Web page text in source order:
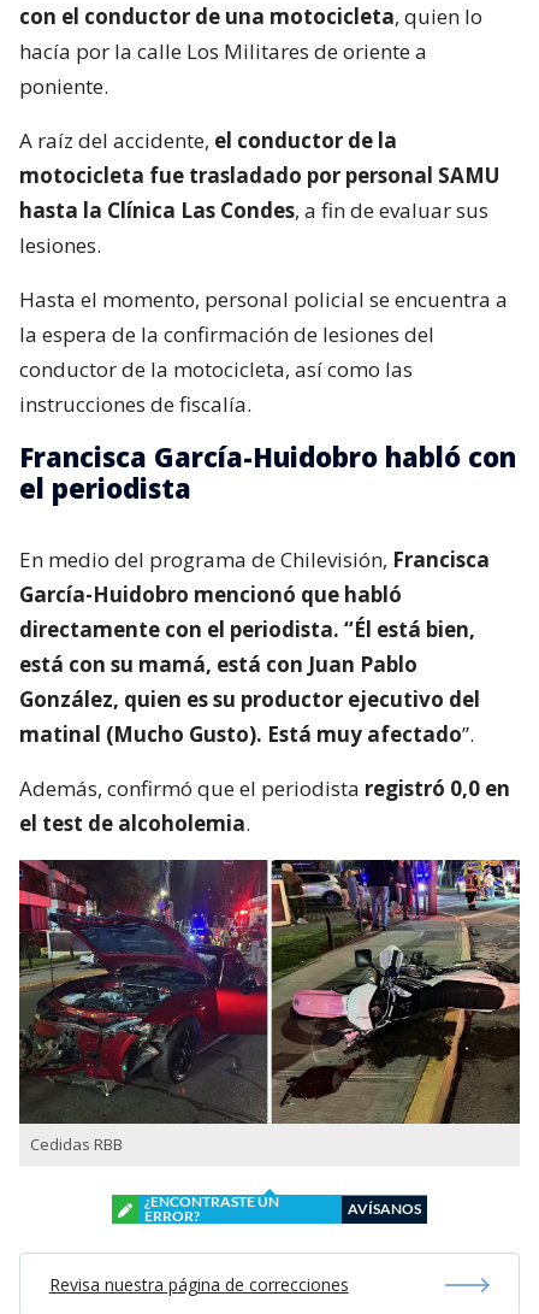
con el conductor de una motocicleta, quien lo
hacía por la calle Los Militares de oriente a
poniente.
A raíz del accidente, el conductor de la
motocicleta fue trasladado por personal SAMU
hasta la Clínica Las Condes, a fin de evaluar sus
lesiones.
Hasta el momento, personal policial se encuentra a
la espera de la confirmación de lesiones del
conductor de la motocicleta, así como las
instrucciones de fiscalía.
Francisca García-Huidobro habló con
el periodista
En medio del programa de Chilevisión, Francisca
García-Huidobro mencionó que habló
directamente con el periodista. “Él está bien,
está con su mamá, está con Juan Pablo
González, quien es su productor ejecutivo del
matinal (Mucho Gusto). Está muy afectado”.
Además, confirmó que el periodista registró 0,0 en
el test de alcoholemia.
Cedidas RBB
¿ENCONTRASTE UN
ERROR?
AVÍSANOS
Revisa nuestra página de correcciones